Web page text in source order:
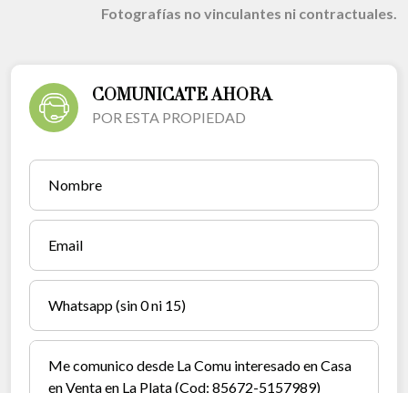
Fotografías no vinculantes ni contractuales.
COMUNICATE AHORA
POR ESTA PROPIEDAD